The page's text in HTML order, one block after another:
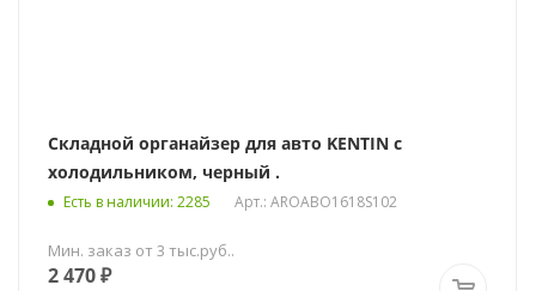
Складной органайзер для авто KENTIN c
холодильником, черный .
Есть в наличии: 2285 Арт.: AROABO1618S102
Мин. заказ от 3 тыс.руб..
2 470₽